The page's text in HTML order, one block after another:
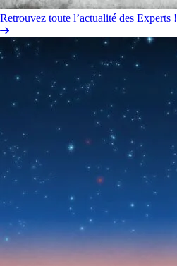
Retrouvez toute l’actualité des Experts !